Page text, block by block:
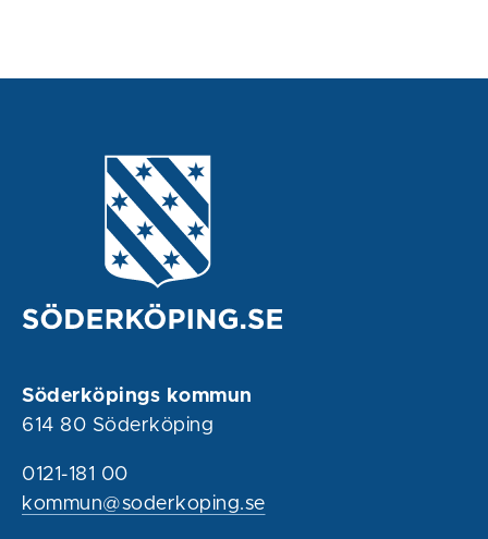
Söderköpings kommun
614 80 Söderköping
0121-181 00
kommun@soderkoping.se